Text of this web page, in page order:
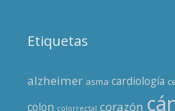
Etiquetas
alzheimer asma cardiología
colon colorrectal corazón